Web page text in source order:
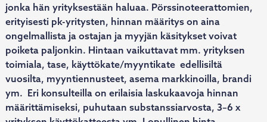
jonka hän yrityksestään haluaa. Pörssinoteerattomien,
erityisesti pk-yritysten, hinnan määritys on aina
ongelmallista ja ostajan ja myyjän käsitykset voivat
poiketa paljonkin. Hintaan vaikuttavat mm. yrityksen
toimiala, tase, käyttökate/myyntikate edellisiltä
vuosilta, myyntiennusteet, asema markkinoilla, brandi
ym. Eri konsulteilla on erilaisia laskukaavoja hinnan
määrittämiseksi, puhutaan substanssiarvosta, 3–6 x